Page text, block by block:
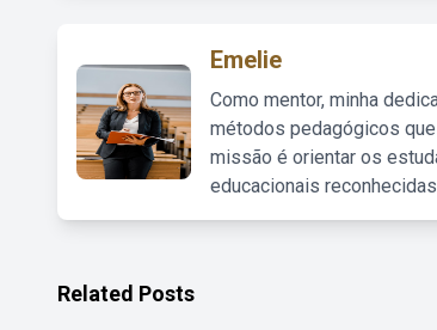
Emelie
Como mentor, minha
métodos pedagógicos
missão é orientar os
educacionais
Related Posts